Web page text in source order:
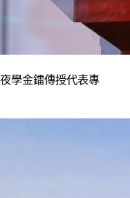
學金鐳傳授代表專